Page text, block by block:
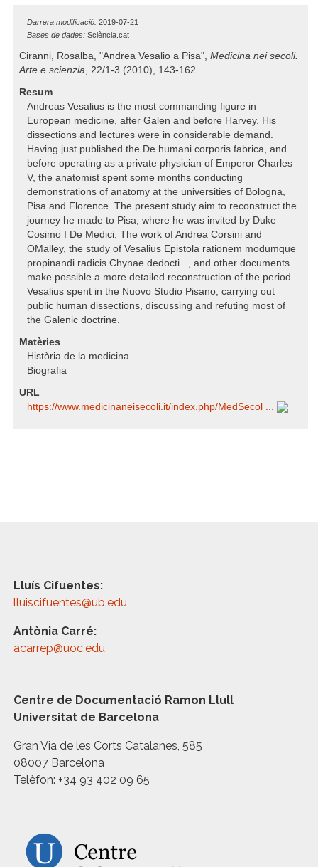
Darrera modificació: 2019-07-21
Bases de dades: Sciència.cat
Ciranni, Rosalba, "Andrea Vesalio a Pisa", Medicina nei secoli.
Arte e scienzia, 22/1-3 (2010), 143-162.
Resum
Andreas Vesalius is the most commanding figure in
European medicine, after Galen and before Harvey. His
dissections and lectures were in considerable demand.
Having just published the De humani corporis fabrica, and
before operating as a private physician of Emperor Charles
V, the anatomist spent some months conducting
demonstrations of anatomy at the universities of Bologna,
Pisa and Florence. The present study aim to reconstruct the
journey he made to Pisa, where he was invited by Duke
Cosimo I De Medici. The work of Andrea Corsini and
OMalley, the study of Vesalius Epistola rationem modumque
propinandi radicis Chynae dedocti..., and other documents
make possible a more detailed reconstruction of the period
Vesalius spent in the Nuovo Studio Pisano, carrying out
public human dissections, discussing and refuting most of
the Galenic doctrine.
Matèries
Història de la medicina
Biografia
URL
https:/​/​www.medicinaneisecoli.it/​index.php/​MedSecol ...
Lluís Cifuentes:
lluiscifuentes@ub.edu
Antònia Carré:
acarrep@uoc.edu
Centre de Documentació Ramon Llull
Universitat de Barcelona
Gran Via de les Corts Catalanes, 585
08007 Barcelona
Telèfon: +34 93 402 09 65